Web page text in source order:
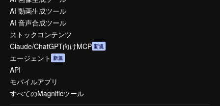
AI 動画生成ツール
AI 音声合成ツール
ストックコンテンツ
Claude/ChatGPT向けMCP 新規
エージェント 新規
API
モバイルアプリ
すべてのMagnificツール